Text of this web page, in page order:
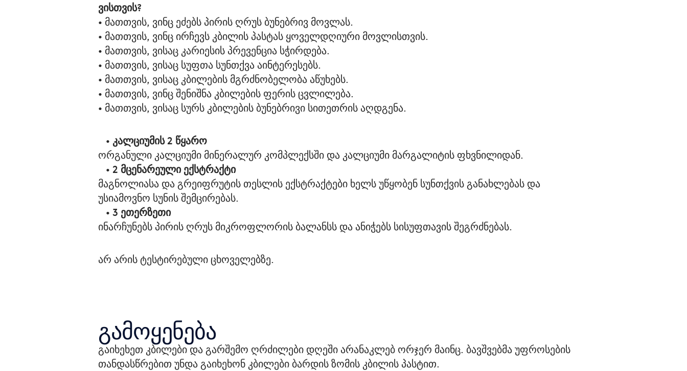
ვისთვის?
• მათთვის, ვინც ეძებს პირის ღრუს ბუნებრივ მოვლას.
• მათთვის, ვინც ირჩევს კბილის პასტას ყოველდღიური მოვლისთვის.
• მათთვის, ვისაც კარიესის პრევენცია სჭირდება.
• მათთვის, ვისაც სუფთა სუნთქვა აინტერესებს.
• მათთვის, ვისაც კბილების მგრძნობელობა აწუხებს.
• მათთვის, ვინც შენიშნა კბილების ფერის ცვლილება.
• მათთვის, ვისაც სურს კბილების ბუნებრივი სითეთრის აღდგენა.
• კალციუმის 2 წყარო
ორგანული კალციუმი მინერალურ კომპლექსში და კალციუმი მარგალიტის ფხვნილიდან.
• 2 მცენარეული ექსტრაქტი
მაგნოლიასა და გრეიფრუტის თესლის ექსტრაქტები ხელს უწყობენ სუნთქვის განახლებას და
უსიამოვნო სუნის შემცირებას.
• 3 ეთერზეთი
ინარჩუნებს პირის ღრუს მიკროფლორის ბალანსს და ანიჭებს სისუფთავის შეგრძნებას.
არ არის ტესტირებული ცხოველებზე.
გამოყენება
გაიხეხეთ კბილები და გარშემო ღრძილები დღეში არანაკლებ ორჯერ მაინც. ბავშვებმა უფროსების
თანდასწრებით უნდა გაიხეხონ კბილები ბარდის ზომის კბილის პასტით.